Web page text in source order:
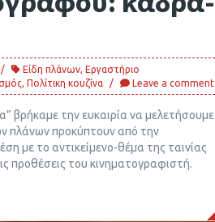
Είδη πλάνων, Εργαστήριο
, Πολίτικη κουζίνα Leave a comment
βρήκαμε την ευκαιρία να μελετήσουμε
πλάνων προκύπτουν από την
με το αντικείμενο-θέμα της ταινίας
προθέσεις του κινηματογραφιστή.